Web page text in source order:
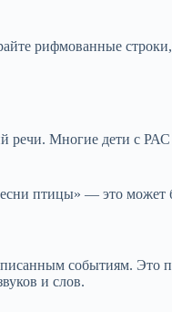
рифмованные строки,
речи. Многие дети с
птицы» — это может
событиям. Это
и слов.